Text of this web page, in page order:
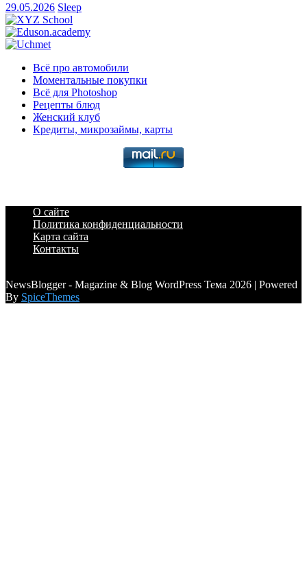
29.05.2026 Sleep
Всё про автомобили
Моментальные покупки
Всё для Photoshop
Рецепты блюд
Женский клуб
Кредиты, микрозаймы, карты
О сайте
Политика конфиденциальности
Карта сайта
Контакты
NewsBlogger - Magazine & Blog WordPress Тема 2026 | Powered
By SpiceThemes